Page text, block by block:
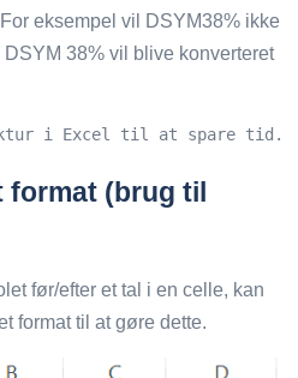
eksempel vil DSYM38% ikke
38% vil blive konverteret
i Excel til at spare tid.
format (brug til
før/efter et tal i en celle, kan
format til at gøre dette.